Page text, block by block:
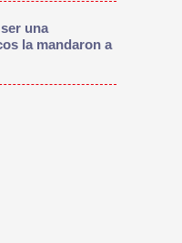
una
la mandaron a